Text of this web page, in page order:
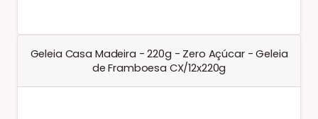
Geleia Casa Madeira - 220g - Zero Açúcar - Geleia
de Framboesa CX/12x220g